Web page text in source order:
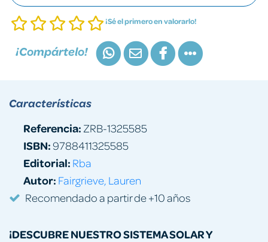
¡Sé el primero en valorarlo!
¡Compártelo!
¡DESCUBRE NUESTRO SISTEMA SOLAR Y
Características
Referencia: ZRB-1325585
ISBN:9788411325585
Editorial: Rba
Autor: Fairgrieve, Lauren
Recomendado a partir de +10 años